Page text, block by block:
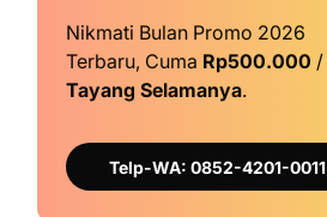
Nikmati Bulan Promo 2026
Terbaru, Cuma Rp500.000 /
Tayang Selamanya.
Telp-WA: 0852-4201-0011